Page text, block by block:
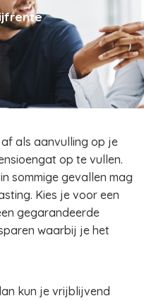
als aanvulling op je
op te vullen.
sommige gevallen mag
Kies je voor een
gegarandeerde
waarbij je het
kun je vrijblijvend